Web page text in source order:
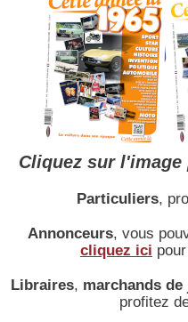
parZF.
La Montréal est un
mécanique issue de la
grâce à son poids
pointe.
3 925 Montréal sont
commercialisées
COMMENTAIRES
Cliquez sur
Particuliers,
Annonceurs, vous
cliquez ici
Libraires, marchands de
profitez